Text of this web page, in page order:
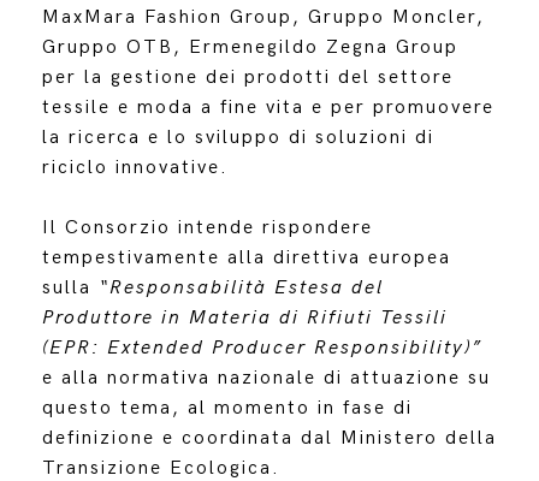
MaxMara Fashion Group, Gruppo Moncler,
Gruppo OTB, Ermenegildo Zegna Group
per la gestione dei prodotti del settore
tessile e moda a fine vita e per promuovere
la ricerca e lo sviluppo di soluzioni di
riciclo innovative.
Il Consorzio intende rispondere
tempestivamente alla direttiva europea
sulla “Responsabilità Estesa del
Produttore in Materia di Rifiuti Tessili
(EPR: Extended Producer Responsibility)”
e alla normativa nazionale di attuazione su
questo tema, al momento in fase di
definizione e coordinata dal Ministero della
Transizione Ecologica.